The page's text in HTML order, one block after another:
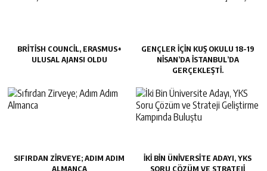
BRITISH COUNCIL, ERASMUS+
ULUSAL AJANSI OLDU
GENÇLER IÇIN KUŞ OKULU 18-19
NISAN’DA İSTANBUL’DA
GERÇEKLEŞTI.
SIFIRDAN ZIRVEYE; ADIM ADIM
ALMANCA
İKI BIN ÜNIVERSITE ADAYI, YKS
SORU ÇÖZÜM VE STRATEJI